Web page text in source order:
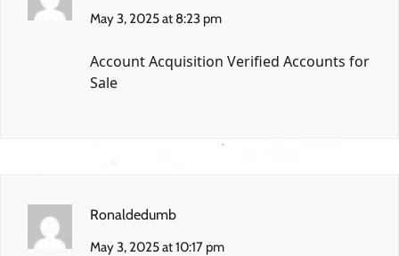
May 3, 2025 at 8:23 pm
Account Acquisition Verified Accounts for
Sale
Ronaldedumb
May 3, 2025 at 10:17 pm